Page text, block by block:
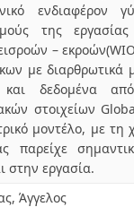
της
–
με διαρθρωτικά
και δεδομένα
στοιχείων
μοντέλο, με
παρείχε
στην εργασία.
Άγγελος